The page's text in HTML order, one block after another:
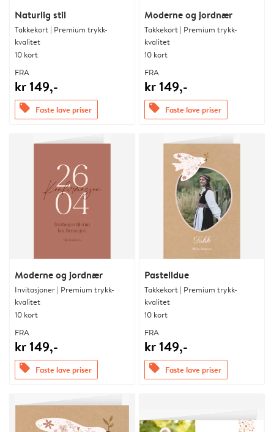
Naturlig stil
Takkekort | Premium trykk-
kvalitet
10 kort
FRA
kr 149,-
offers Faste lave priser
Moderne og jordnær
Takkekort | Premium trykk-
kvalitet
10 kort
FRA
kr 149,-
offers Faste lave priser
Moderne og jordnær
Invitasjoner | Premium trykk-
kvalitet
10 kort
FRA
kr 149,-
offers Faste lave priser
Pastelldue
Takkekort | Premium trykk-
kvalitet
10 kort
FRA
kr 149,-
offers Faste lave priser